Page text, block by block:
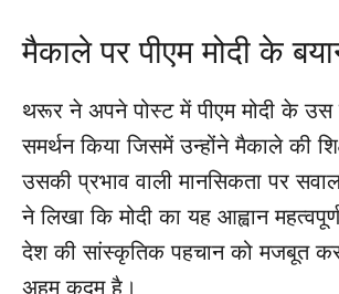
मैकाले पर पीएम मोदी के
थरूर ने अपने पोस्ट में पीएम मोदी के उस
समर्थन किया जिसमें उन्होंने मैकाले की
उसकी प्रभाव वाली मानसिकता पर
ने लिखा कि मोदी का यह आह्वान
देश की सांस्कृतिक पहचान को मजबूत
अहम कदम है।